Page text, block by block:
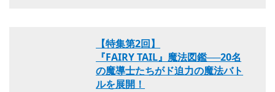
【特集第2回】
『FAIRY TAIL』魔法図鑑──20名
の魔導士たちがド迫力の魔法バト
ルを展開！